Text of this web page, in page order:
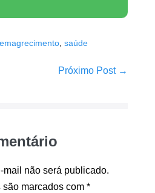
emagrecimento saúde
Próximo Post →
mail não será publicado.
marcados com *